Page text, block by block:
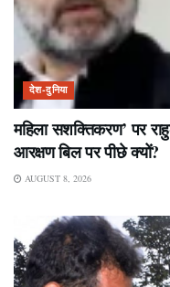
देश-दुनिया
महिला सशक्तिकरण’ पर
आरक्षण बिल पर पीछे क्यों?
AUGUST 8, 2026